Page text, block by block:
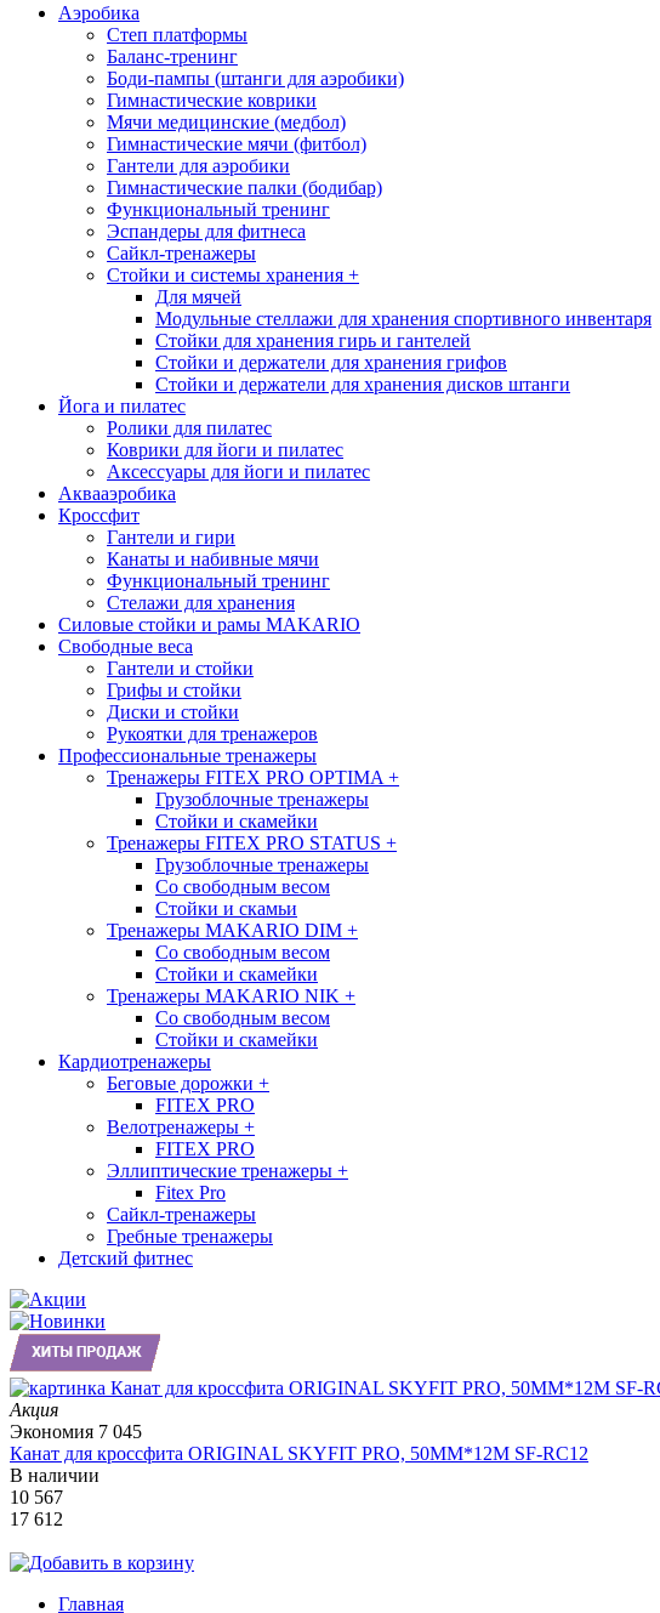
Аэробика
Степ платформы
Баланс-тренинг
Боди-пампы (штанги для аэробики)
Гимнастические коврики
Мячи медицинские (медбол)
Гимнастические мячи (фитбол)
Гантели для аэробики
Гимнастические палки (бодибар)
Функциональный тренинг
Эспандеры для фитнеса
Сайкл-тренажеры
Стойки и системы хранения +
Для мячей
Модульные стеллажи для хранения спортивного инвентаря
Стойки для хранения гирь и гантелей
Стойки и держатели для хранения грифов
Стойки и держатели для хранения дисков штанги
Йога и пилатес
Ролики для пилатес
Коврики для йоги и пилатес
Аксессуары для йоги и пилатес
Аквааэробика
Кроссфит
Гантели и гири
Канаты и набивные мячи
Функциональный тренинг
Стелажи для хранения
Силовые стойки и рамы MAKARIO
Свободные веса
Гантели и стойки
Грифы и стойки
Диски и стойки
Рукоятки для тренажеров
Профессиональные тренажеры
Тренажеры FITEX PRO OPTIMA +
Грузоблочные тренажеры
Стойки и скамейки
Тренажеры FITEX PRO STATUS +
Грузоблочные тренажеры
Со свободным весом
Стойки и скамьи
Тренажеры MAKARIO DIM +
Со свободным весом
Стойки и скамейки
Тренажеры MAKARIO NIK +
Со свободным весом
Стойки и скамейки
Кардиотренажеры
Беговые дорожки +
FITEX PRO
Велотренажеры +
FITEX PRO
Эллиптические тренажеры +
Fitex Pro
Сайкл-тренажеры
Гребные тренажеры
Детский фитнес
Акция
Экономия 7 045
Канат для кроссфита ORIGINAL SKYFIT PRO, 50MM*12M SF-RС12
В наличии
10 567
17 612
Главная